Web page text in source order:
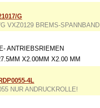
G
VXZ0129 BREMS-SPANNBAND
ANTRIEBSRIEMEN
X2.00MM X2.00 MM
4L
NUR ANDRUCKROLLE!